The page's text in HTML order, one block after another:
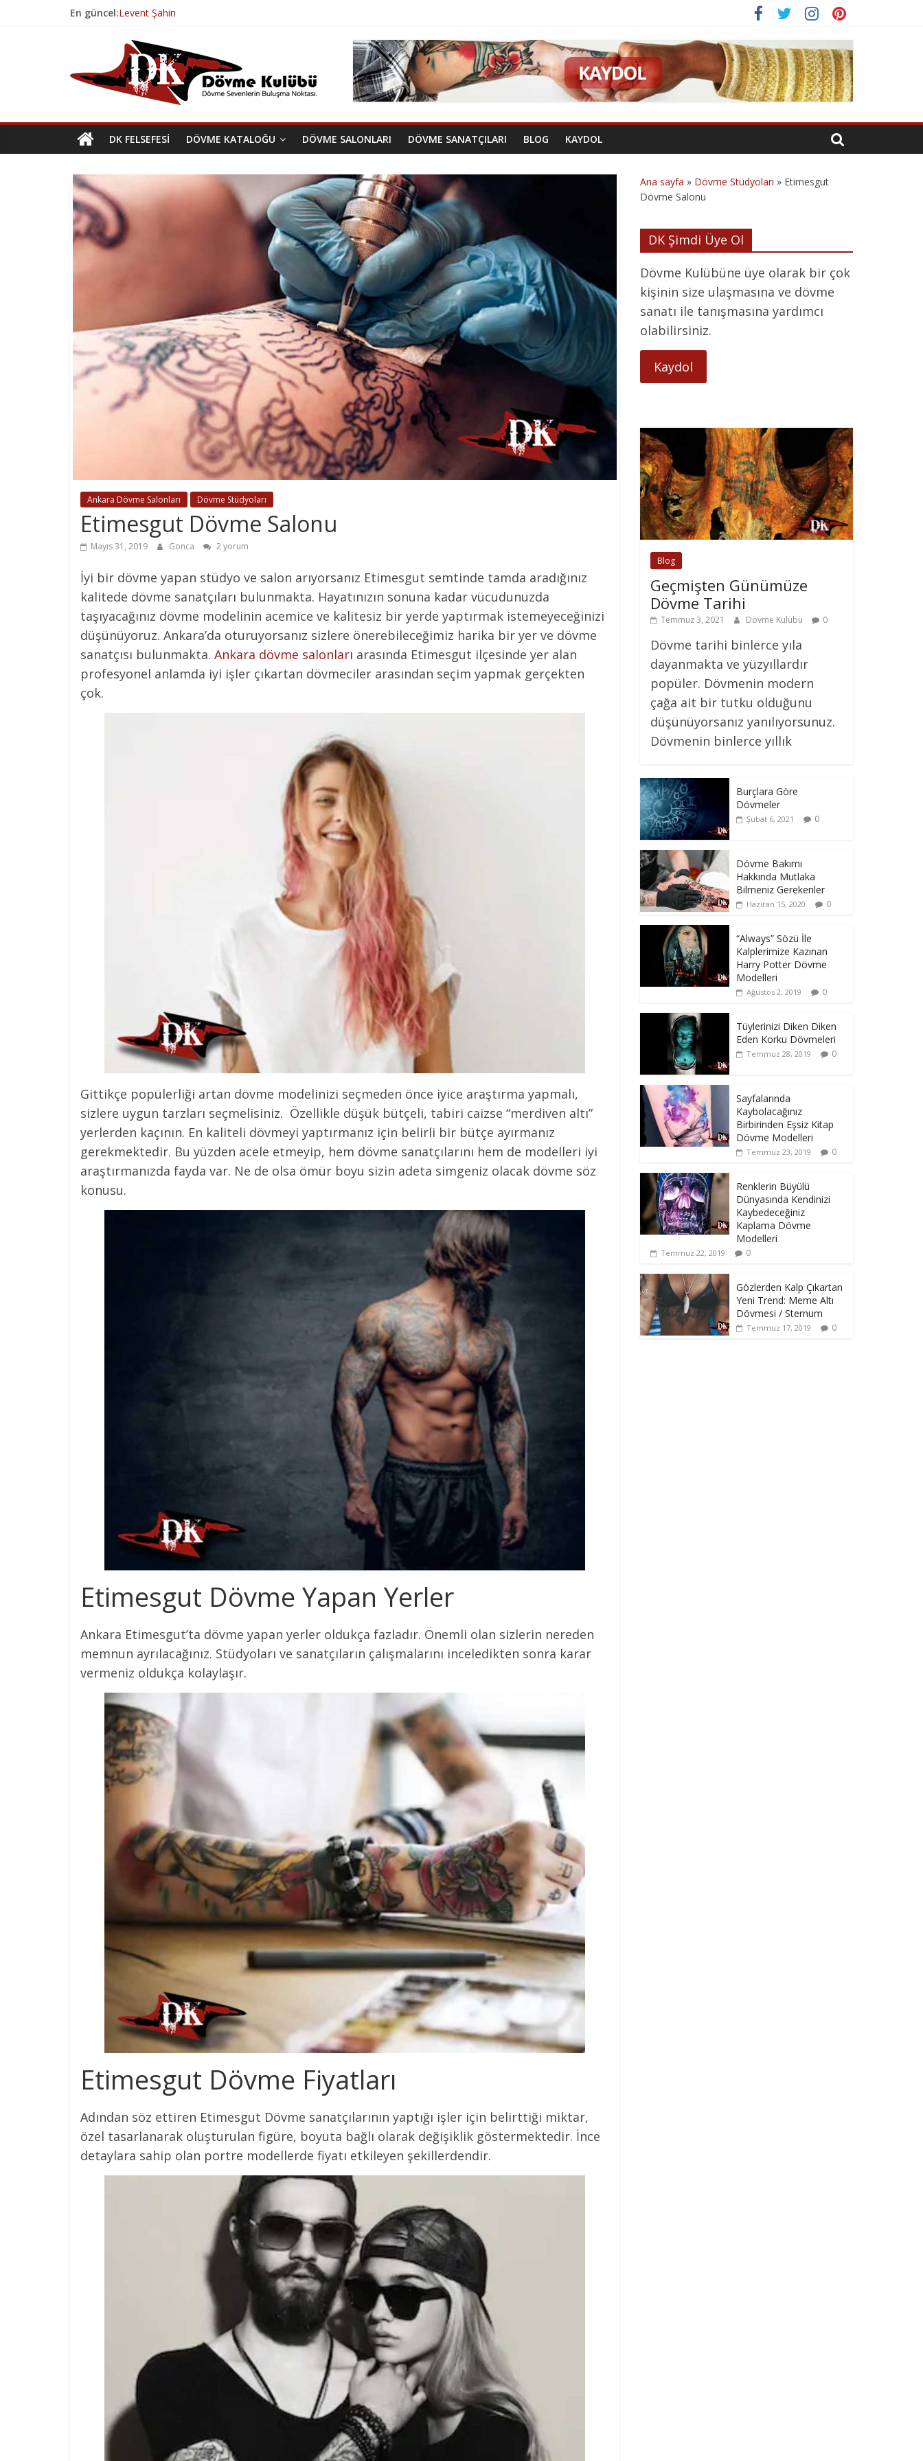
En güncel:Levent Şahin
Volkan Tura
Esenyurt Dövme Salonu
Geçmişten Günümüze Dövme Tarihi
Dövme
Kulübü
Dövme
Sevenlerin
Buluşma
Noktası
DK FELSEFESI DÖVME KATALOĞU DÖVME SALONLARI DÖVME SANATÇILARI BLOG KAYDOL
Ankara Dövme Salonları Dövme Stüdyoları
Etimesgut Dövme Salonu
Mayıs 31, 2019 Gonca 2 yorum
İyi bir dövme yapan stüdyo ve salon arıyorsanız Etimesgut semtinde tamda aradığınız
kalitede dövme sanatçıları bulunmakta. Hayatınızın sonuna kadar vücudunuzda
taşıyacağınız dövme modelinin acemice ve kalitesiz bir yerde yaptırmak istemeyeceğinizi
düşünüyoruz. Ankara’da oturuyorsanız sizlere önerebileceğimiz harika bir yer ve dövme
sanatçısı bulunmakta. Ankara dövme salonları arasında Etimesgut ilçesinde yer alan
profesyonel anlamda iyi işler çıkartan dövmeciler arasından seçim yapmak gerçekten
çok.
Gittikçe popülerliği artan dövme modelinizi seçmeden önce iyice araştırma yapmalı,
sizlere uygun tarzları seçmelisiniz. Özellikle düşük bütçeli, tabiri caizse “merdiven altı”
yerlerden kaçının. En kaliteli dövmeyi yaptırmanız için belirli bir bütçe ayırmanız
gerekmektedir. Bu yüzden acele etmeyip, hem dövme sanatçılarını hem de modelleri iyi
araştırmanızda fayda var. Ne de olsa ömür boyu sizin adeta simgeniz olacak dövme söz
konusu.
Etimesgut Dövme Yapan Yerler
Ankara Etimesgut’ta dövme yapan yerler oldukça fazladır. Önemli olan sizlerin nereden
memnun ayrılacağınız. Stüdyoları ve sanatçıların çalışmalarını inceledikten sonra karar
vermeniz oldukça kolaylaşır.
Etimesgut Dövme Fiyatları
Adından söz ettiren Etimesgut Dövme sanatçılarının yaptığı işler için belirttiği miktar,
özel tasarlanarak oluşturulan figüre, boyuta bağlı olarak değişiklik göstermektedir. İnce
detaylara sahip olan portre modellerde fiyatı etkileyen şekillerdendir.
Ana sayfa » Dövme Stüdyoları » Etimesgut
Dövme Salonu
DK Şimdi Üye Ol
Dövme Kulübüne üye olarak bir çok
kişinin size ulaşmasına ve dövme
sanatı ile tanışmasına yardımcı
olabilirsiniz.
Kaydol
Blog
Geçmişten Günümüze
Dövme Tarihi
Temmuz 3, 2021 Dövme Kulübü 0
Dövme tarihi binlerce yıla
dayanmakta ve yüzyıllardır
popüler. Dövmenin modern
çağa ait bir tutku olduğunu
düşünüyorsanız yanılıyorsunuz.
Dövmenin binlerce yıllık
Burçlara Göre
Dövmeler
Şubat 6, 2021 0
Dövme Bakımı
Hakkında Mutlaka
Bilmeniz Gerekenler
Haziran 15, 2020 0
“Always” Sözü İle
Kalplerimize Kazınan
Harry Potter Dövme
Modelleri
Ağustos 2, 2019 0
Tüylerinizi Diken Diken
Eden Korku Dövmeleri
Temmuz 28, 2019 0
Sayfalarında
Kaybolacağınız
Birbirinden Eşsiz Kitap
Dövme Modelleri
Temmuz 23, 2019 0
Renklerin Büyülü
Dünyasında Kendinizi
Kaybedeceğiniz
Kaplama Dövme
Modelleri
Temmuz 22, 2019 0
Gözlerden Kalp Çıkartan
Yeni Trend: Meme Altı
Dövmesi / Sternum
Temmuz 17, 2019 0